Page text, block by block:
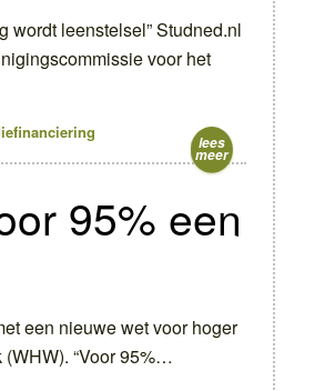
wordt leenstelsel” Studned.nl
voor het
lees
meer
95% een
een nieuwe wet voor hoger
“Voor 95%…